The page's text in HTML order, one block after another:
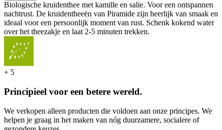
Biologische kruidenthee met kamille en salie. Voor een ontspannen
nachtrust. De kruidentheeën van Piramide zijn heerlijk van smaak en
ideaal voor een persoonlijk moment van rust. Schenk kokend water
over het theezakje en laat 2-5 minuten trekken.
+ 5
Principieel voor een betere wereld.
We verkopen alleen producten die voldoen aan onze principes. We
helpen je graag in het maken van nóg duurzamere, socialere of